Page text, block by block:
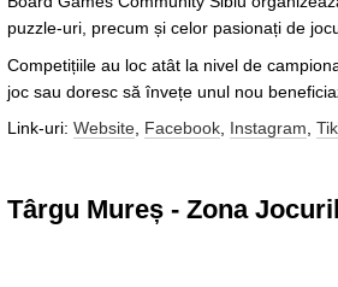
puzzle-uri, precum și celor pasionați de
Competițiile au loc atât la nivel de
joc sau doresc să învețe unul nou
Link-uri: Website Facebook Instagram
Târgu Mureș - Zona